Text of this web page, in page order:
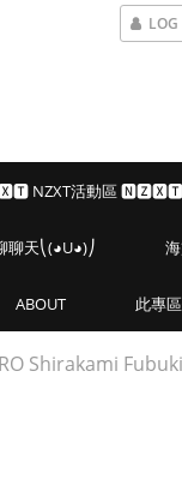
NZXT活動區 🅽🆉🆇🆃
聊天⎝(◕U◕)⎠
ABOUT 此專